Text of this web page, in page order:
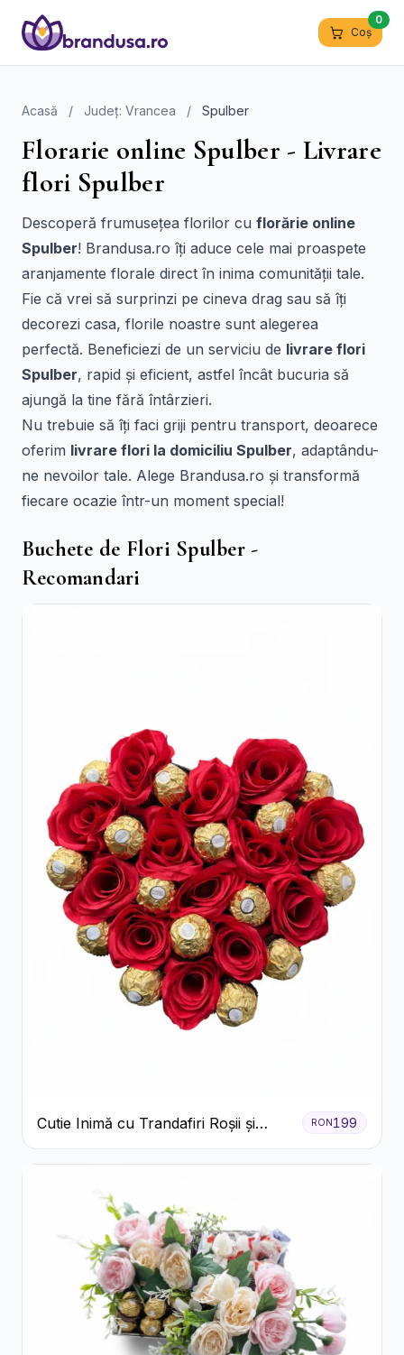
Coș
0
Acasă / Județ: Vrancea / Spulber
Florarie online Spulber - Livrare
flori Spulber
Descoperă frumusețea florilor cu florărie online
Spulber! Brandusa.ro îți aduce cele mai proaspete
aranjamente florale direct în inima comunității tale.
Fie că vrei să surprinzi pe cineva drag sau să îți
decorezi casa, florile noastre sunt alegerea
perfectă. Beneficiezi de un serviciu de livrare flori
Spulber, rapid și eficient, astfel încât bucuria să
ajungă la tine fără întârzieri.
Nu trebuie să îți faci griji pentru transport, deoarece
oferim livrare flori la domiciliu Spulber, adaptându-
ne nevoilor tale. Alege Brandusa.ro și transformă
fiecare ocazie într-un moment special!
Buchete de Flori Spulber -
Recomandari
Cutie Inimă cu Trandafiri Roșii și
Ferrero Rocher
RON199